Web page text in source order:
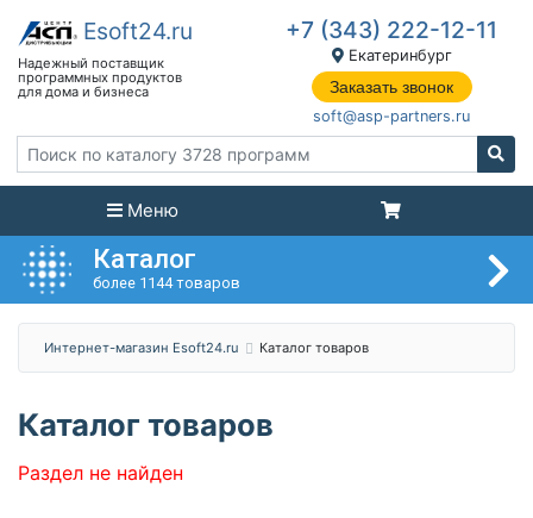
+7 (343) 222-12-11
Екатеринбург
Заказать звонок
soft@asp-partners.ru
Меню
Каталог
более 1144 товаров
Интернет-магазин Esoft24.ru Каталог товаров
Каталог товаров
Раздел не найден